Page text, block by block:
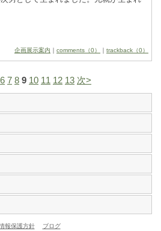
企画展示案内 ｜ comments（0） ｜ trackback（0）
6 7 8 9 10 11 12 13 次>
報保護方針 ブログ